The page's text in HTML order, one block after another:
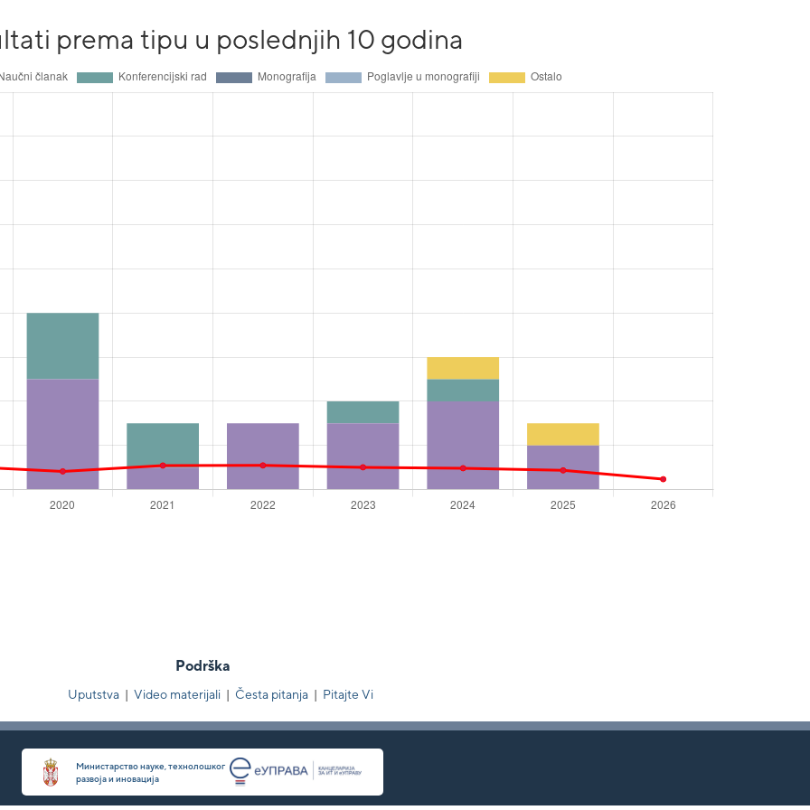
prema tipu u poslednjih 10 godina
Podrška
Uputstva | Video materijali | Česta pitanja | Pitajte Vi
Министарство науке, технолошког
развоја и иновација